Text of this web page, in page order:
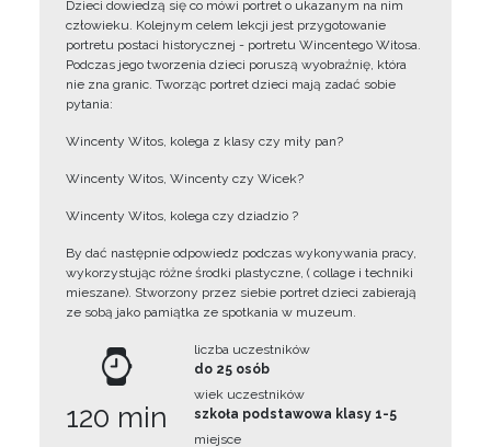
Dzieci dowiedzą się co mówi portret o ukazanym na nim
człowieku. Kolejnym celem lekcji jest przygotowanie
portretu postaci historycznej - portretu Wincentego Witosa.
Podczas jego tworzenia dzieci poruszą wyobraźnię, która
nie zna granic. Tworząc portret dzieci mają zadać sobie
pytania:
Wincenty Witos, kolega z klasy czy miły pan?
Wincenty Witos, Wincenty czy Wicek?
Wincenty Witos, kolega czy dziadzio ?
By dać następnie odpowiedz podczas wykonywania pracy,
wykorzystując różne środki plastyczne, ( collage i techniki
mieszane). Stworzony przez siebie portret dzieci zabierają
ze sobą jako pamiątka ze spotkania w muzeum.
120 min
liczba uczestników
do 25 osób
wiek uczestników
szkoła podstawowa klasy 1-5
miejsce